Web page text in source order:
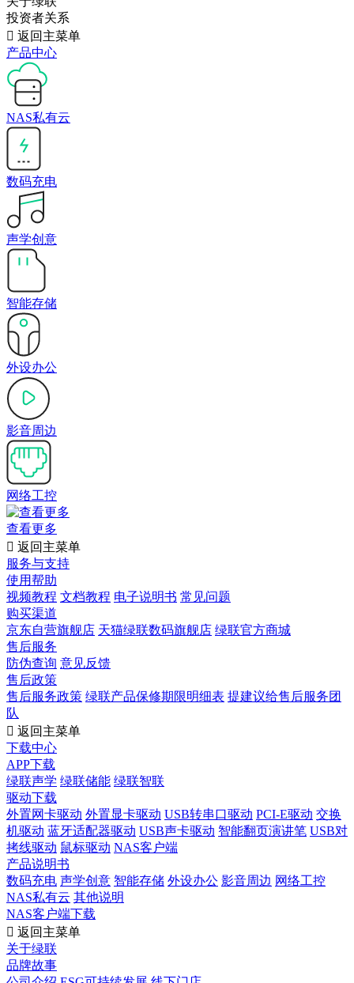
投资者关系
 返回主菜单
产品中心
NAS私有云
数码充电
声学创意
智能存储
外设办公
影音周边
网络工控
查看更多
 返回主菜单
服务与支持
使用帮助
视频教程 文档教程 电子说明书 常见问题
购买渠道
京东自营旗舰店 天猫绿联数码旗舰店 绿联官方商城
售后服务
防伪查询 意见反馈
售后政策
售后服务政策 绿联产品保修期限明细表 提建议给售后服务团
队
 返回主菜单
下载中心
APP下载
绿联声学 绿联储能 绿联智联
驱动下载
外置网卡驱动 外置显卡驱动 USB转串口驱动 PCI-E驱动 交换
机驱动 蓝牙适配器驱动 USB声卡驱动 智能翻页演讲笔 USB对
拷线驱动 鼠标驱动 NAS客户端
产品说明书
数码充电 声学创意 智能存储 外设办公 影音周边 网络工控
NAS私有云 其他说明
NAS客户端下载
 返回主菜单
关于绿联
品牌故事